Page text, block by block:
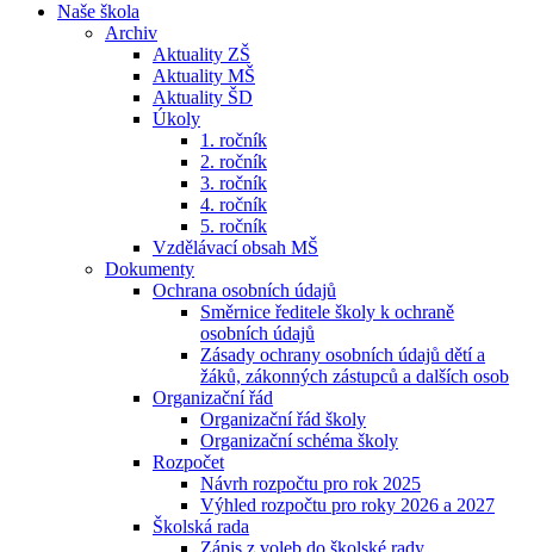
Naše škola
Archiv
Aktuality ZŠ
Aktuality MŠ
Aktuality ŠD
Úkoly
1. ročník
2. ročník
3. ročník
4. ročník
5. ročník
Vzdělávací obsah MŠ
Dokumenty
Ochrana osobních údajů
Směrnice ředitele školy k ochraně
osobních údajů
Zásady ochrany osobních údajů dětí a
žáků, zákonných zástupců a dalších osob
Organizační řád
Organizační řád školy
Organizační schéma školy
Rozpočet
Návrh rozpočtu pro rok 2025
Výhled rozpočtu pro roky 2026 a 2027
Školská rada
Zápis z voleb do školské rady